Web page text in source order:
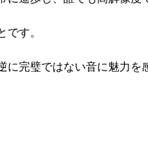
す。
に完璧ではない音に魅力を